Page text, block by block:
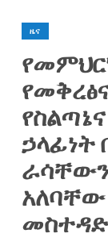
ዜና
አለባቸው